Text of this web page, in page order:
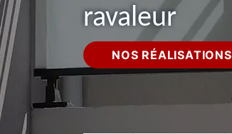
ravaleur
NOS RÉALISATIONS